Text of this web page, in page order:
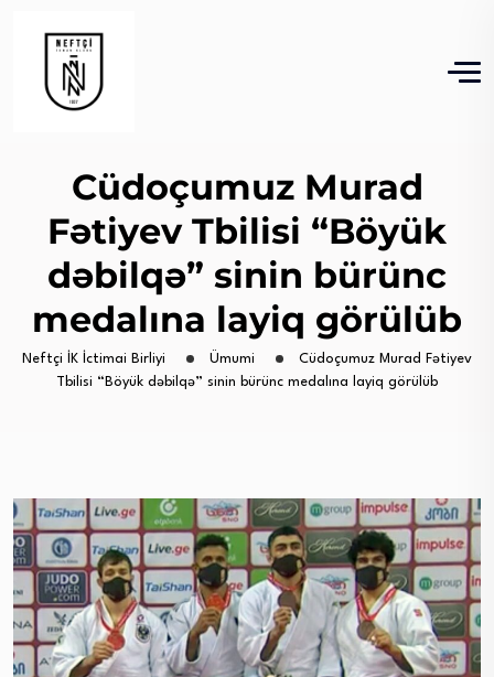
Cüdoçumuz Murad
Fətiyev Tbilisi “Böyük
dəbilqə” sinin bürünc
medalına layiq görülüb
Neftçi İK İctimai Birliyi Ümumi
Cüdoçumuz Murad Fətiyev
Tbilisi “Böyük dəbilqə” sinin bürünc medalına layiq görülüb